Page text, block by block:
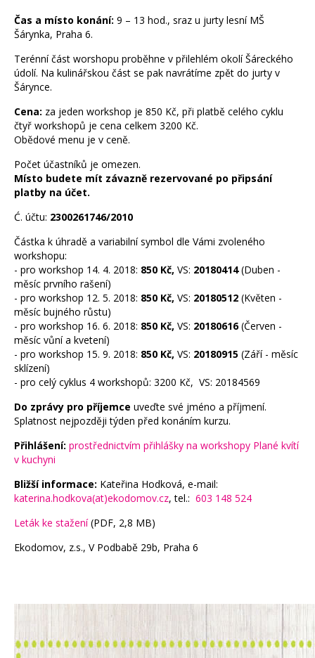
Čas a místo konání: 9 – 13 hod., sraz u jurty lesní MŠ
Šárynka, Praha 6.
Terénní část worshopu proběhne v přilehlém okolí Šáreckého
údolí. Na kulinářskou část se pak navrátíme zpět do jurty v
Šárynce.
Cena: za jeden workshop je 850 Kč, při platbě celého cyklu
čtyř workshopů je cena celkem 3200 Kč.
Obědové menu je v ceně.
Počet účastníků je omezen.
Místo budete mít závazně rezervované po připsání
platby na účet.
Ć. účtu: 2300261746/2010
Částka k úhradě a variabilní symbol dle Vámi zvoleného
workshopu:
- pro workshop 14. 4. 2018: 850 Kč, VS: 20180414(Duben -
měsíc prvního rašení)
- pro workshop 12. 5. 2018: 850 Kč, VS: 20180512 (Květen -
měsíc bujného růstu)
- pro workshop 16. 6. 2018: 850 Kč, VS: 20180616(Červen -
měsíc vůní a kvetení)
- pro workshop 15. 9. 2018: 850 Kč, VS: 20180915 (Září - měsíc
sklízení)
- pro celý cyklus 4 workshopů: 3200 Kč, VS: 20184569
Do zprávy pro příjemce uveďte své jméno a příjmení.
Splatnost nejpozději týden před konáním kurzu.
Přihlášení: prostřednictvím přihlášky na workshopy Plané kvítí
v kuchyni
Bližší informace: Kateřina Hodková, e-mail:
katerina.hodkova(at)ekodomov.cz, tel.: 603 148 524
Leták ke stažení(PDF, 2,8 MB)
Ekodomov, z.s., V Podbabě 29b, Praha 6